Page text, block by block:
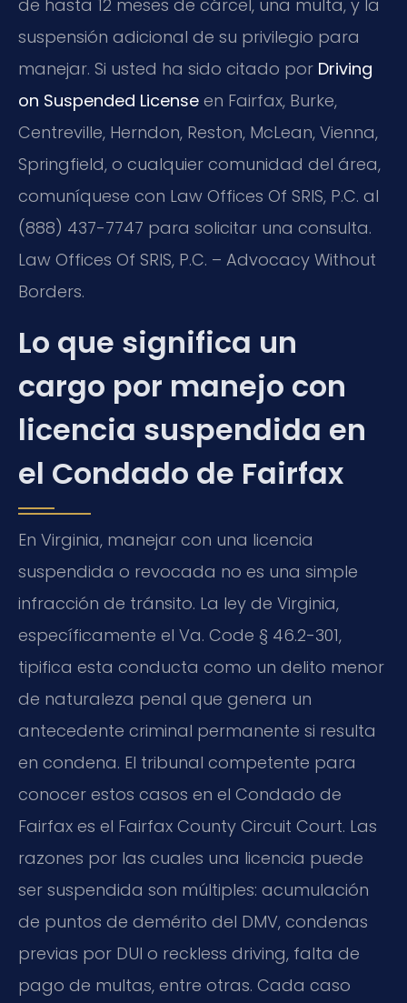
de hasta 12 meses de cárcel, una multa, y la
suspensión adicional de su privilegio para
manejar. Si usted ha sido citado por Driving
on Suspended License en Fairfax, Burke,
Centreville, Herndon, Reston, McLean, Vienna,
Springfield, o cualquier comunidad del área,
comuníquese con Law Offices Of SRIS, P.C. al
(888) 437-7747 para solicitar una consulta.
Law Offices Of SRIS, P.C. – Advocacy Without
Borders.
Lo que significa un
cargo por manejo con
licencia suspendida en
el Condado de Fairfax
En Virginia, manejar con una licencia
suspendida o revocada no es una simple
infracción de tránsito. La ley de Virginia,
específicamente el Va. Code § 46.2-301,
tipifica esta conducta como un delito menor
de naturaleza penal que genera un
antecedente criminal permanente si resulta
en condena. El tribunal competente para
conocer estos casos en el Condado de
Fairfax es el Fairfax County Circuit Court. Las
razones por las cuales una licencia puede
ser suspendida son múltiples: acumulación
de puntos de demérito del DMV, condenas
previas por DUI o reckless driving, falta de
pago de multas, entre otras. Cada caso